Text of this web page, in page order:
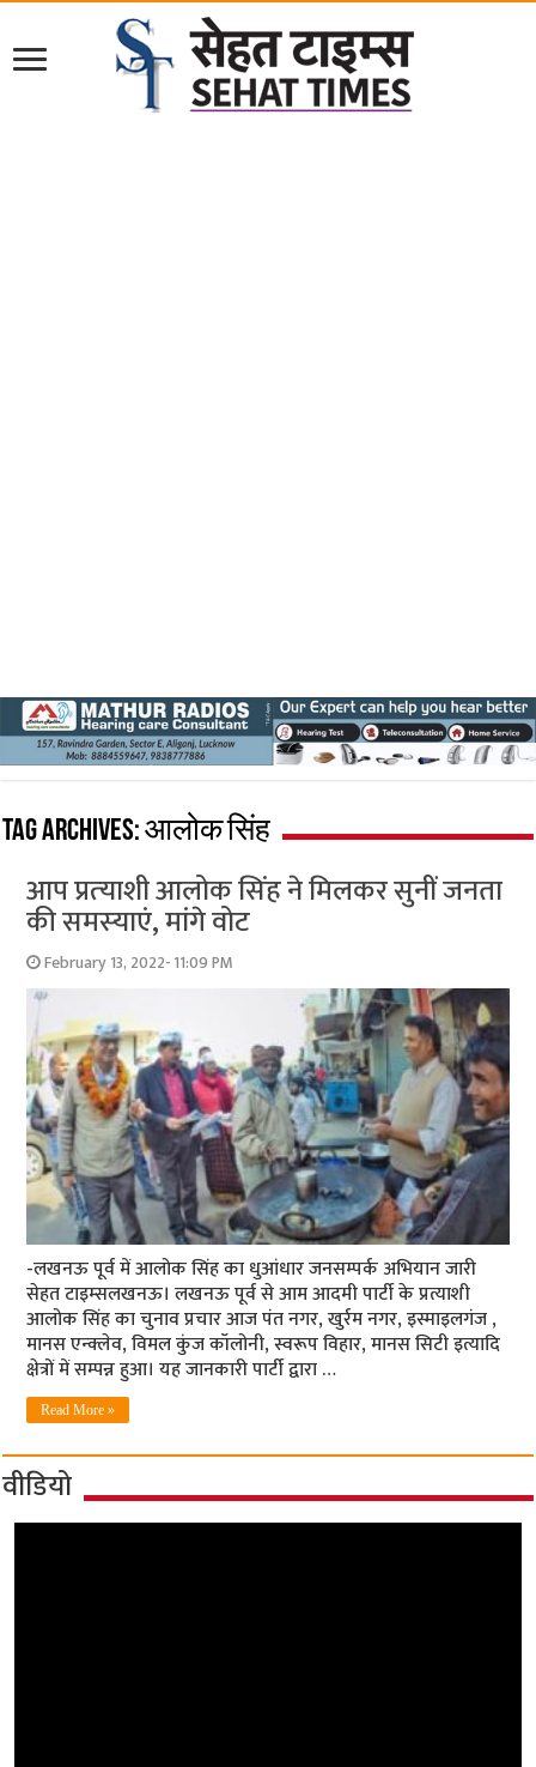
Tag Archives:आलोक सिंह
आप प्रत्‍याशी आलोक सिंह ने मिलकर सुनीं जनता
की समस्‍याएं, मांगे वोट
February 13, 2022- 11:09 PM
-लखनऊ पूर्व में आलोक सिंह का धुआंधार जनसम्‍पर्क अभियान जारी
सेहत टाइम्‍सलखनऊ। लखनऊ पूर्व से आम आदमी पार्टी के प्रत्याशी
आलोक सिंह का चुनाव प्रचार आज पंत नगर, खुर्रम नगर, इस्माइलगंज ,
मानस एन्क्लेव, विमल कुंज कॉलोनी, स्वरूप विहार, मानस सिटी इत्यादि
क्षेत्रों में सम्पन्न हुआ। यह जानकारी पार्टी द्वारा …
Read More »
वीडियो